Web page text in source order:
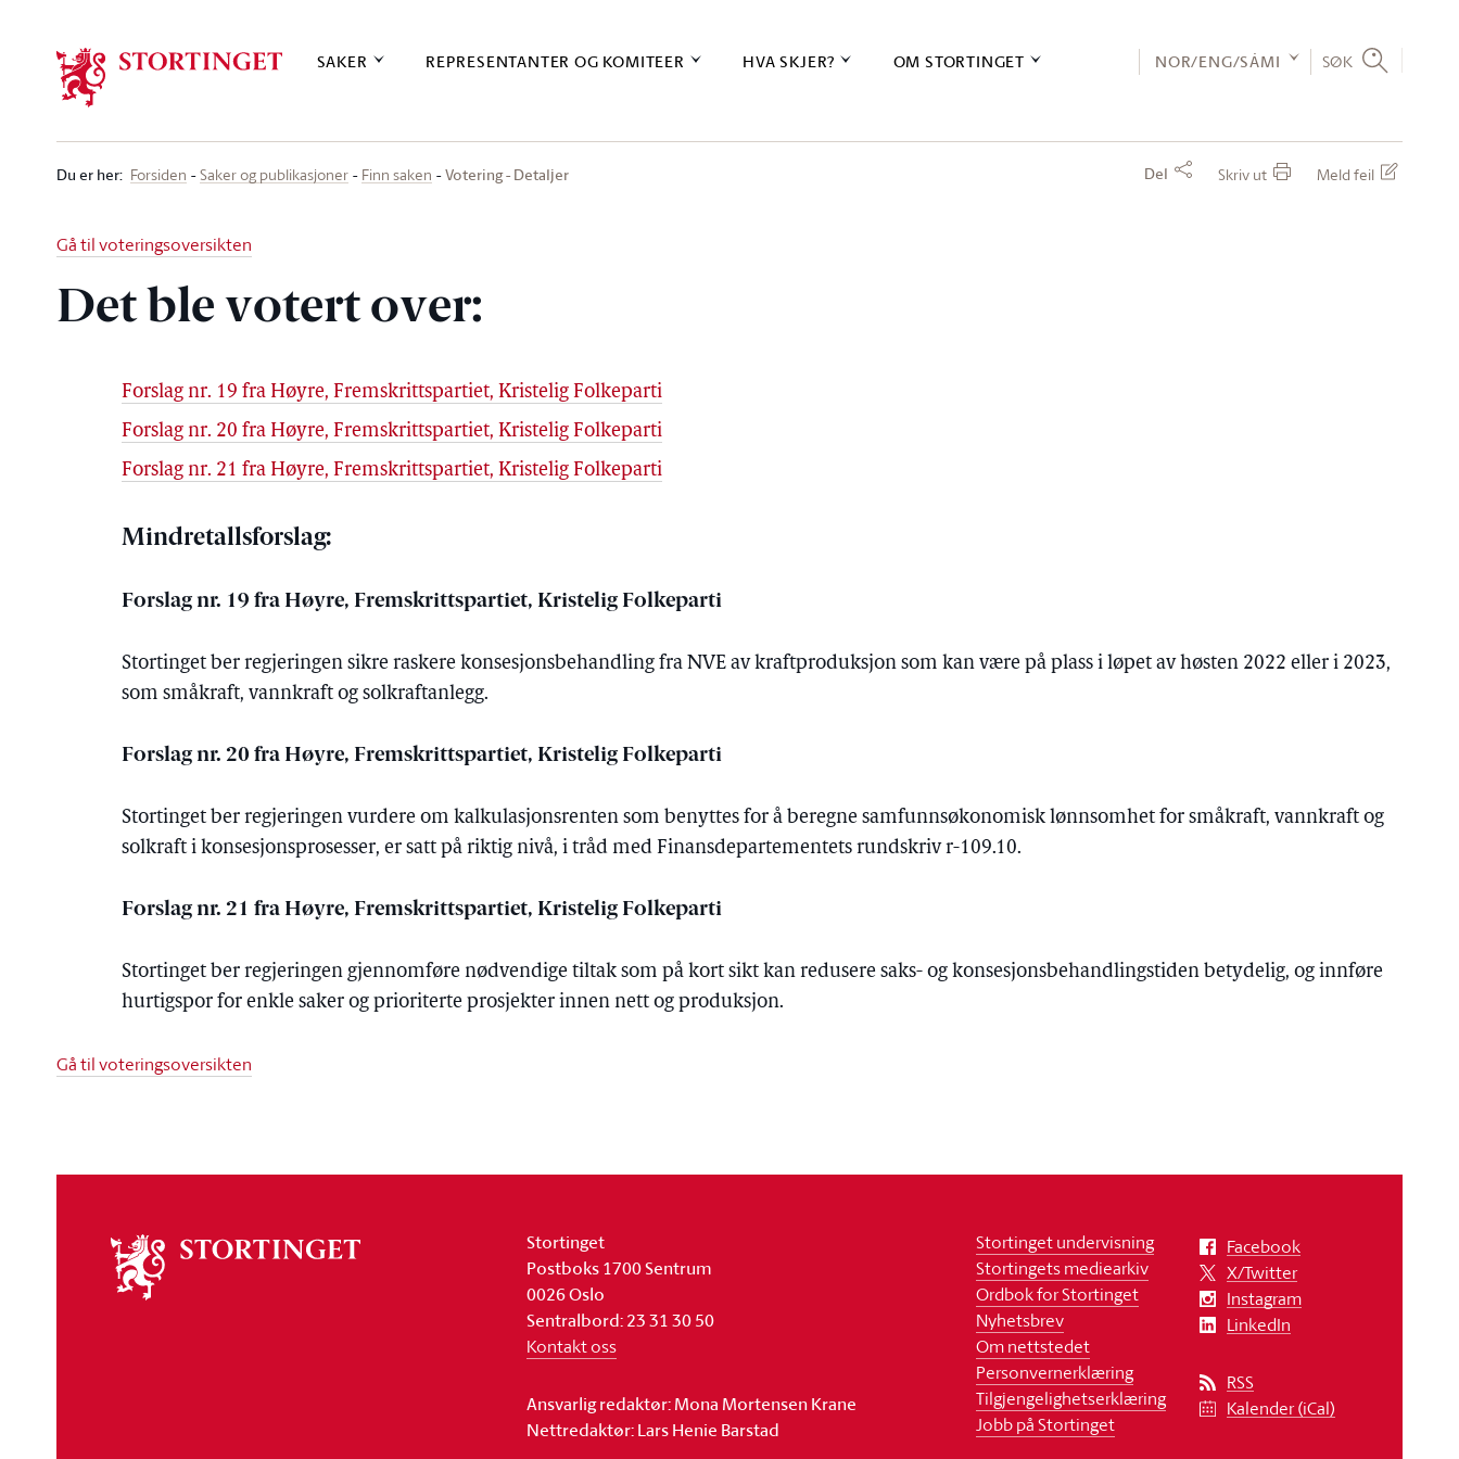
SAKER REPRESENTANTER OG KOMITEER HVA SKJER? OM STORTINGET NOR/ENG/SÁMI SØK
Du er her: Forsiden Saker og publikasjoner Finn saken Votering - Detaljer Del Skriv ut Meld feil
Gå til voteringsoversikten
Det ble votert over:
Forslag nr. 19 fra Høyre, Fremskrittspartiet, Kristelig Folkeparti
Forslag nr. 20 fra Høyre, Fremskrittspartiet, Kristelig Folkeparti
Forslag nr. 21 fra Høyre, Fremskrittspartiet, Kristelig Folkeparti
Mindretallsforslag:
Forslag nr. 19 fra Høyre, Fremskrittspartiet, Kristelig Folkeparti
Stortinget ber regjeringen sikre raskere konsesjonsbehandling fra NVE av kraftproduksjon som kan være på plass i løpet av høsten 2022 eller i 2023,
som småkraft, vannkraft og solkraftanlegg.
Forslag nr. 20 fra Høyre, Fremskrittspartiet, Kristelig Folkeparti
Stortinget ber regjeringen vurdere om kalkulasjonsrenten som benyttes for å beregne samfunnsøkonomisk lønnsomhet for småkraft, vannkraft og
solkraft i konsesjonsprosesser, er satt på riktig nivå, i tråd med Finansdepartementets rundskriv r-109.10.
Forslag nr. 21 fra Høyre, Fremskrittspartiet, Kristelig Folkeparti
Stortinget ber regjeringen gjennomføre nødvendige tiltak som på kort sikt kan redusere saks- og konsesjonsbehandlingstiden betydelig, og innføre
hurtigspor for enkle saker og prioriterte prosjekter innen nett og produksjon.
Gå til voteringsoversikten
stortinget
Stortinget
Postboks 1700 Sentrum
0026 Oslo
Sentralbord: 23 31 30 50
Kontakt oss
Ansvarlig redaktør: Mona Mortensen Krane
Nettredaktør: Lars Henie Barstad
Stortinget undervisning
Stortingets mediearkiv
Ordbok for Stortinget
Nyhetsbrev
Om nettstedet
Personvernerklæring
Tilgjengelighetserklæring
Jobb på Stortinget
Facebook
X/Twitter
Instagram
LinkedIn
RSS
Kalender (iCal)